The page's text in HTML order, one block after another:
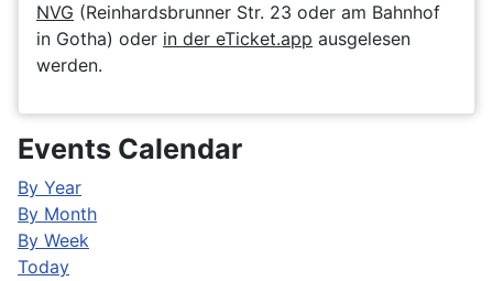
NVG (Reinhardsbrunner Str. 23 oder am Bahnhof
in Gotha) oder in der eTicket.app ausgelesen
werden.
Events Calendar
By Year
By Month
By Week
Today